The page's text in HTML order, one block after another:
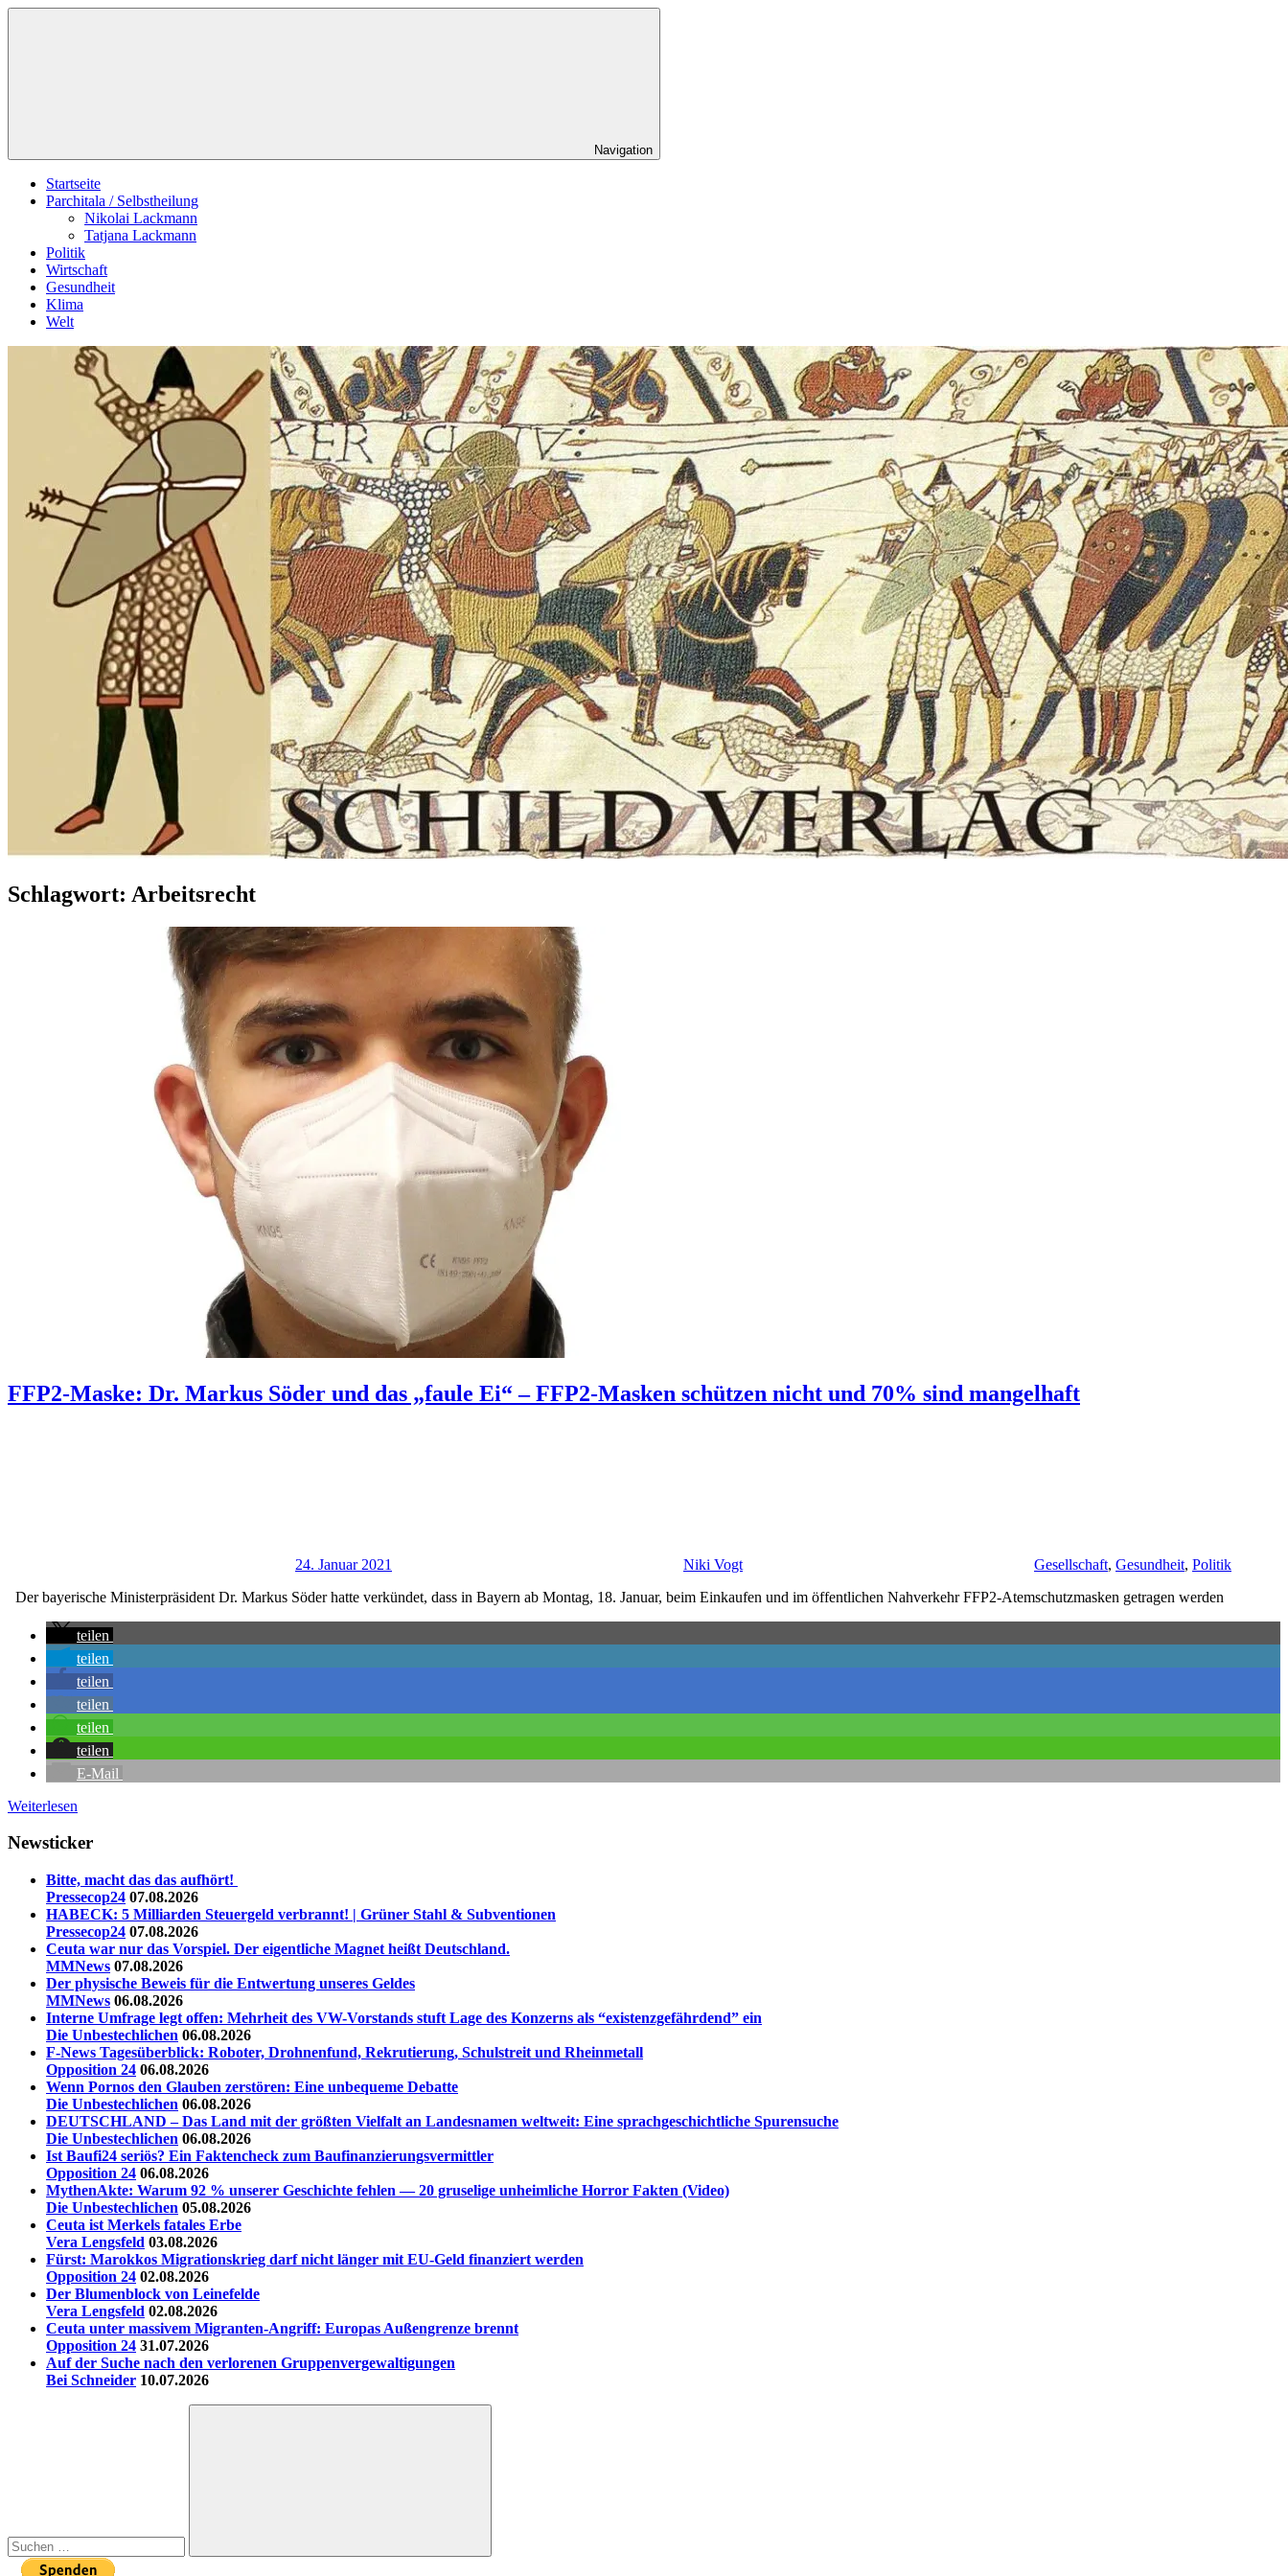
Zum
Navigation
Startseite
Parchitala / Selbstheilung
Nikolai Lackmann
Tatjana Lackmann
Politik
Wirtschaft
Gesundheit
Klima
Welt
Schlagwort: Arbeitsrecht
FFP2-Maske: Dr. Markus Söder und das „faule Ei“ – FFP2-Masken schützen nicht und 70% sind mangelhaft
24. Januar 2021 Niki Vogt Gesellschaft, Gesundheit, Politik
Der bayerische Ministerpräsident Dr. Markus Söder hatte verkündet, dass in Bayern ab Montag, 18. Januar, beim Einkaufen und im öffentlichen Nahverkehr FFP2-Atemschutzmasken getragen werden
teilen
teilen
teilen
teilen
teilen
teilen
E-Mail
Weiterlesen
Newsticker
Bitte, macht das das aufhört!
Pressecop24 07.08.2026
HABECK: 5 Milliarden Steuergeld verbrannt! | Grüner Stahl & Subventionen
Pressecop24 07.08.2026
Ceuta war nur das Vorspiel. Der eigentliche Magnet heißt Deutschland.
MMNews 07.08.2026
Der physische Beweis für die Entwertung unseres Geldes
MMNews 06.08.2026
Interne Umfrage legt offen: Mehrheit des VW-Vorstands stuft Lage des Konzerns als “existenzgefährdend” ein
Die Unbestechlichen 06.08.2026
F-News Tagesüberblick: Roboter, Drohnenfund, Rekrutierung, Schulstreit und Rheinmetall
Opposition 24 06.08.2026
Wenn Pornos den Glauben zerstören: Eine unbequeme Debatte
Die Unbestechlichen 06.08.2026
DEUTSCHLAND – Das Land mit der größten Vielfalt an Landesnamen weltweit: Eine sprachgeschichtliche Spurensuche
Die Unbestechlichen 06.08.2026
Ist Baufi24 seriös? Ein Faktencheck zum Baufinanzierungsvermittler
Opposition 24 06.08.2026
MythenAkte: Warum 92 % unserer Geschichte fehlen — 20 gruselige unheimliche Horror Fakten (Video)
Die Unbestechlichen 05.08.2026
Ceuta ist Merkels fatales Erbe
Vera Lengsfeld 03.08.2026
Fürst: Marokkos Migrationskrieg darf nicht länger mit EU-Geld finanziert werden
Opposition 24 02.08.2026
Der Blumenblock von Leinefelde
Vera Lengsfeld 02.08.2026
Ceuta unter massivem Migranten-Angriff: Europas Außengrenze brennt
Opposition 24 31.07.2026
Auf der Suche nach den verlorenen Gruppenvergewaltigungen
Bei Schneider 10.07.2026
Suchen